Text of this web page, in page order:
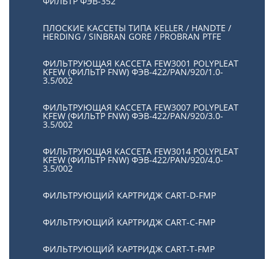
ПЛОСКИЕ КАССЕТЫ ТИПА KELLER / HANDTE /
HERDING / SINBRAN GORE / PROBRAN PTFE
ФИЛЬТРУЮЩАЯ КАССЕТА FEW3001 POLYPLEAT
KFEW (ФИЛЬТР FNW) ФЭВ-422/PAN/920/1.0-
3.5/002
ФИЛЬТРУЮЩАЯ КАССЕТА FEW3007 POLYPLEAT
KFEW (ФИЛЬТР FNW) ФЭВ-422/PAN/920/3.0-
3.5/002
ФИЛЬТРУЮЩАЯ КАССЕТА FEW3014 POLYPLEAT
KFEW (ФИЛЬТР FNW) ФЭВ-422/PAN/920/4.0-
3.5/002
ФИЛЬТРУЮЩИЙ КАРТРИДЖ CART-D-FMP
ФИЛЬТРУЮЩИЙ КАРТРИДЖ CART-С-FMP
ФИЛЬТРУЮЩИЙ КАРТРИДЖ CART-Т-FMP